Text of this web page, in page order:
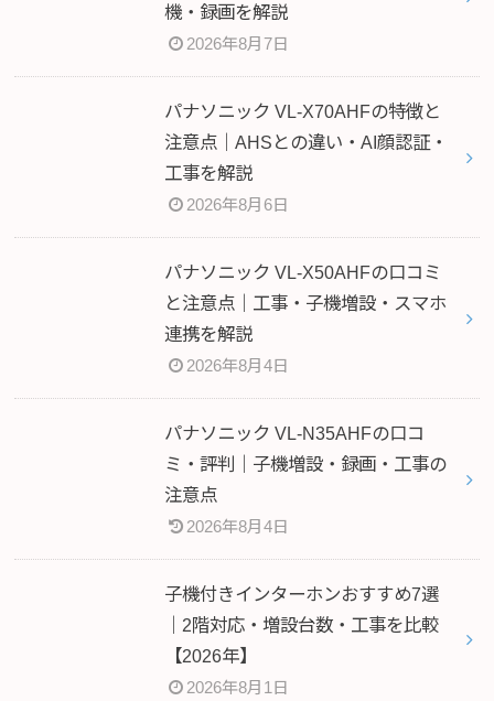
機・録画を解説
2026年8月7日
パナソニック VL-X70AHFの特徴と
注意点｜AHSとの違い・AI顔認証・
工事を解説
2026年8月6日
パナソニック VL-X50AHFの口コミ
と注意点｜工事・子機増設・スマホ
連携を解説
2026年8月4日
パナソニック VL-N35AHFの口コ
ミ・評判｜子機増設・録画・工事の
注意点
2026年8月4日
子機付きインターホンおすすめ7選
｜2階対応・増設台数・工事を比較
【2026年】
2026年8月1日